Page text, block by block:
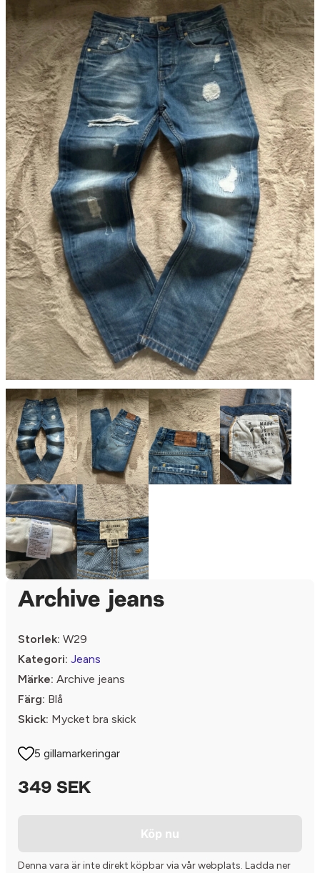
Archive jeans
Storlek: W29
Kategori: Jeans
Märke: Archive jeans
Färg: Blå
Skick: Mycket bra skick
5 gillamarkeringar
349 SEK
Köp nu
Denna vara är inte direkt köpbar via vår webplats. Ladda ner